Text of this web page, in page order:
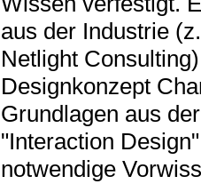
aus der Industrie
Netlight
Designkonzept
Grundlagen aus
"Interaction
notwendige